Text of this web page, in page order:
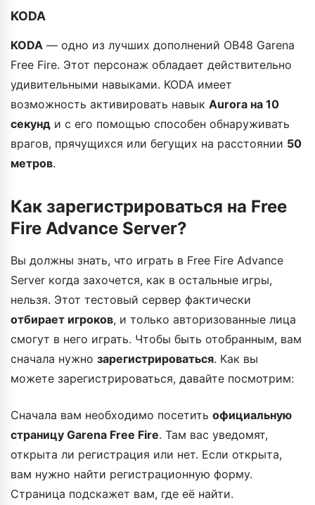
KODA
KODA — одно из лучших дополнений OB48 Garena
Free Fire. Этот персонаж обладает действительно
удивительными навыками. KODA имеет
возможность активировать навык Aurora на 10
секунд и с его помощью способен обнаруживать
врагов, прячущихся или бегущих на расстоянии 50
метров.
Как зарегистрироваться на Free
Fire Advance Server?
Вы должны знать, что играть в Free Fire Advance
Server когда захочется, как в остальные игры,
нельзя. Этот тестовый сервер фактически
отбирает игроков, и только авторизованные лица
смогут в него играть. Чтобы быть отобранным, вам
сначала нужно зарегистрироваться. Как вы
можете зарегистрироваться, давайте посмотрим:
Сначала вам необходимо посетить официальную
страницу Garena Free Fire. Там вас уведомят,
открыта ли регистрация или нет. Если открыта,
вам нужно найти регистрационную форму.
Страница подскажет вам, где её найти.